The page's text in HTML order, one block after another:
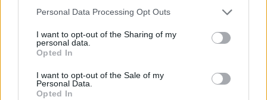
Please note that this website/app uses one or more Google
not limited to your visit or usage behaviour. You may click to
grant or deny consent to Google and its third-party tags to
use your data for below specified purposes in below Google
consent section.
Personal Data Processing Opt Outs
I want to opt-out of the Sharing of my
personal data.
Opted In
I want to opt-out of the Sale of my
Personal Data.
Opted In
Στο επίμαχο βίντεο απεικονίζονται δύο
αστυνομικοί στο εσωτερικό ενός περιπολικού να
ενεργοποιούν τις σειρήνες και να περνάνε ένα
φανάρι με κόκκινο, ενώ στο πίσω κάθισμα